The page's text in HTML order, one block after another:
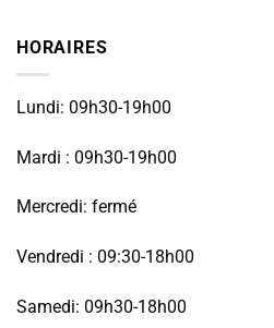
HORAIRES
Lundi: 09h30-19h00
Mardi : 09h30-19h00
Mercredi: fermé
Vendredi : 09:30-18h00
Samedi: 09h30-18h00